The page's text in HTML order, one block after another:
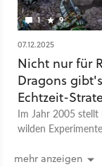
WarCraft 3: Reign of
1 9
07.12.2025
Nicht nur für
Dragons
Echtzeit-
Im Jahr 2005 stellt
wilden
mehr anzeigen